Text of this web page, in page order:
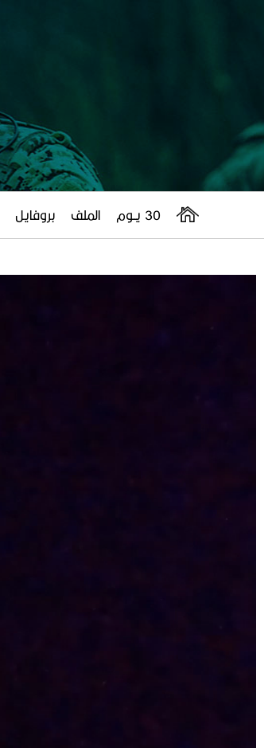
30 يــوم الملف بروفايل